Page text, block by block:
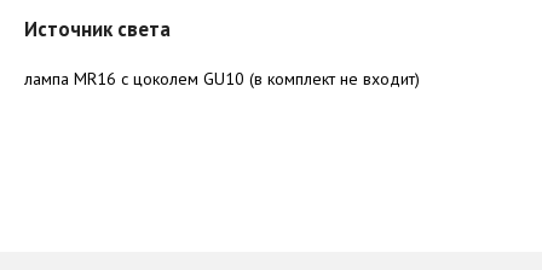
Источник света
лампа MR16 с цоколем GU10 (в комплект не входит)